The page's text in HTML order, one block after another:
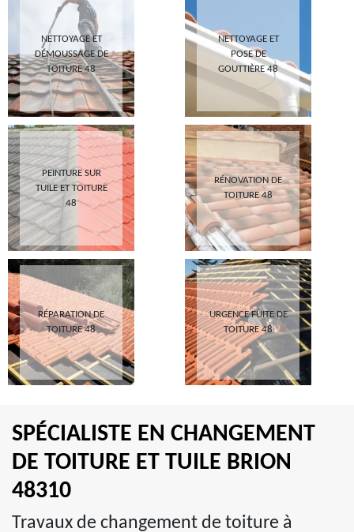
NETTOYAGE ET
DÉMOUSSAGE DE
TOITURE 48
NETTOYAGE ET
POSE DE
GOUTTIÈRE 48
PEINTURE SUR
TUILE ET TOITURE
48
RÉNOVATION DE
TOITURE 48
RÉPARATION DE
TOITURE 48
URGENCE FUITE DE
TOITURE 48
SPÉCIALISTE EN CHANGEMENT
DE TOITURE ET TUILE BRION
48310
Travaux de changement de toiture à